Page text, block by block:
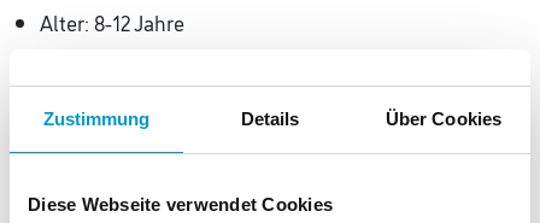
Zustimmung Details Über Cookies
Diese Webseite verwendet Cookies
Alter: 8-12 Jahre
Zuckerzubereitung mit Apfelgeschmack (100 g)
Geliermittel-Zucker-Mischung (20 g)
Gießform
Messbecher